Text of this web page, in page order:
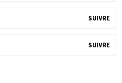
SUIVRE
SUIVRE